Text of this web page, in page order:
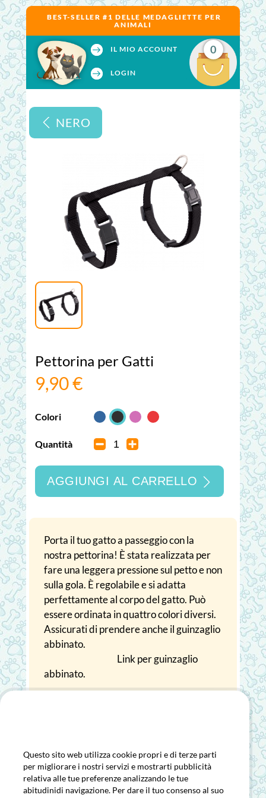
BEST-SELLER #1 DELLE MEDAGLIETTE PER
ANIMALI
IL MIO ACCOUNT
LOGIN
0
NERO
Pettorina per Gatti
9,90 €
Colori
Quantità
AGGIUNGI AL CARRELLO
Porta il tuo gatto a passeggio con la
nostra pettorina! È stata realizzata per
fare una leggera pressione sul petto e non
sulla gola. È regolabile e si adatta
perfettamente al corpo del gatto. Può
essere ordinata in quattro colori diversi.
Assicurati di prendere anche il guinzaglio
abbinato.
Link per guinzaglio
abbinato.
CONTATTO
Questo sito web utilizza cookie propri e di terze parti
per migliorare i nostri servizi e mostrarti pubblicità
relativa alle tue preferenze analizzando le tue
abitudinidi navigazione. Per dare il tuo consenso al suo